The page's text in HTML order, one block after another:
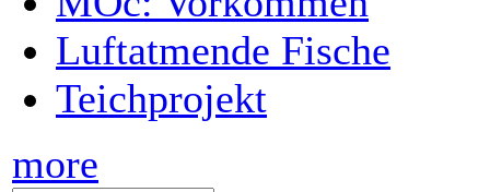
Luftatmende Fische
Teichprojekt
more